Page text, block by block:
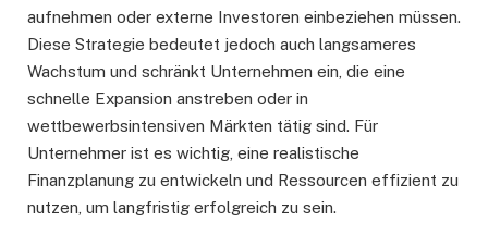
aufnehmen oder externe Investoren einbeziehen müssen.
Diese Strategie bedeutet jedoch auch langsameres
Wachstum und schränkt Unternehmen ein, die eine
schnelle Expansion anstreben oder in
wettbewerbsintensiven Märkten tätig sind. Für
Unternehmer ist es wichtig, eine realistische
Finanzplanung zu entwickeln und Ressourcen effizient zu
nutzen, um langfristig erfolgreich zu sein.